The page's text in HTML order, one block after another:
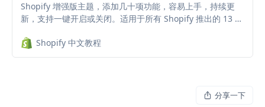
Shopify 增强版主题，添加几十项功能，容易上手，持续更
新，支持一键开启或关闭。适用于所有 Shopify 推出的 13 款
Shopify 中文教程
分享一下